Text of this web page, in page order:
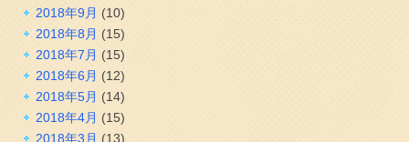
2018年9月 (10)
2018年8月 (15)
2018年7月 (15)
2018年6月 (12)
2018年5月 (14)
2018年4月 (15)
2018年3月 (13)